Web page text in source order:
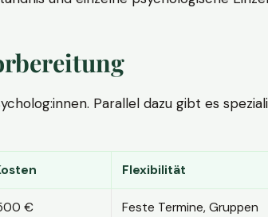
Parallel dazu gibt es
Flexibilität
€ Feste Termine, Gruppen